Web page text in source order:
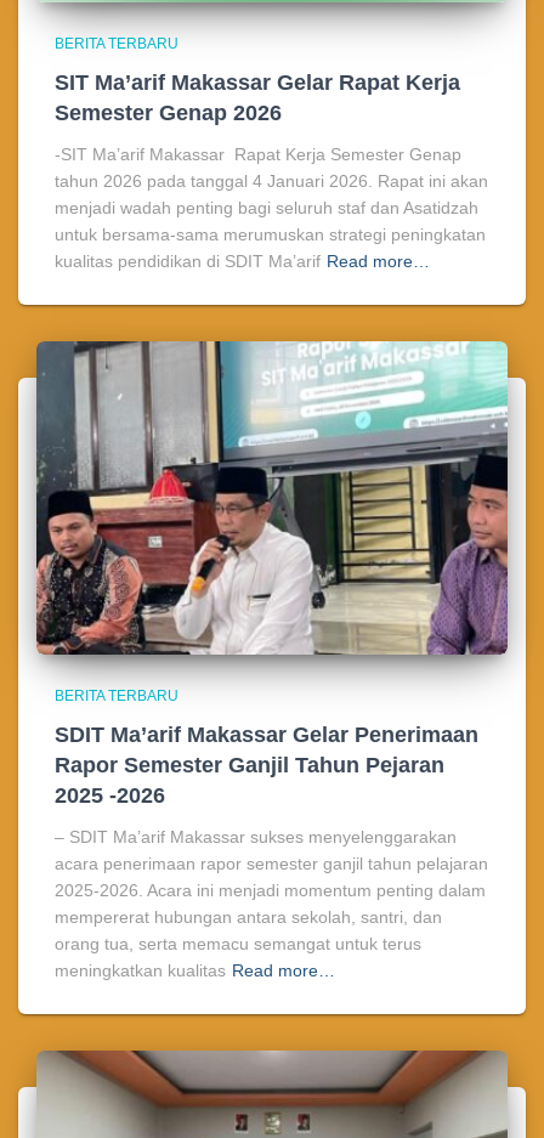
BERITA TERBARU
SIT Ma’arif Makassar Gelar Rapat Kerja
Semester Genap 2026
-SIT Ma’arif Makassar Rapat Kerja Semester Genap
tahun 2026 pada tanggal 4 Januari 2026. Rapat ini akan
menjadi wadah penting bagi seluruh staf dan Asatidzah
untuk bersama-sama merumuskan strategi peningkatan
kualitas pendidikan di SDIT Ma’arif Read more…
BERITA TERBARU
SDIT Ma’arif Makassar Gelar Penerimaan
Rapor Semester Ganjil Tahun Pejaran
2025 -2026
– SDIT Ma’arif Makassar sukses menyelenggarakan
acara penerimaan rapor semester ganjil tahun pelajaran
2025-2026. Acara ini menjadi momentum penting dalam
mempererat hubungan antara sekolah, santri, dan
orang tua, serta memacu semangat untuk terus
meningkatkan kualitas Read more…